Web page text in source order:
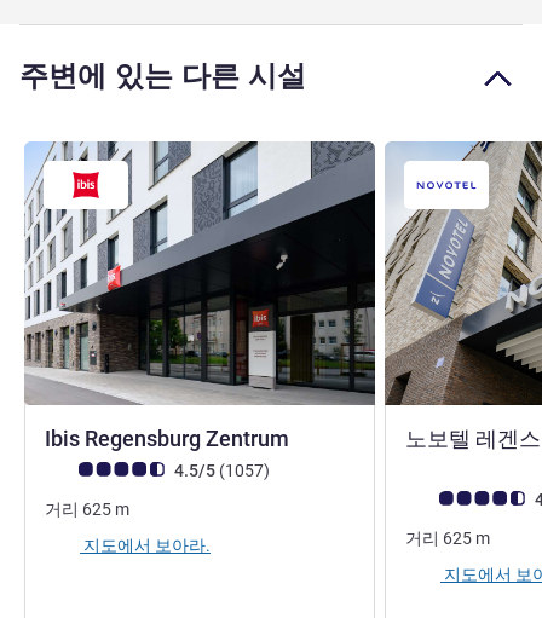
주변에 있는 다른 시설
Ibis Regensburg Zentrum
고객 평점 (ALL 평가)
4.5/5 (1057리뷰
)
거리 625 m
지도에서 보아라.
노보텔 레겐
고객 평점 (ALL 평
거리 625 m
지도에서 보